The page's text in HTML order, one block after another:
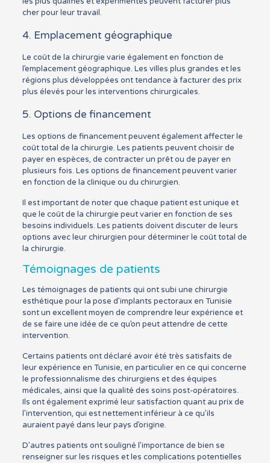
cher pour leur travail.
4. Emplacement géographique
Le coût de la chirurgie varie également en fonction de
l’emplacement géographique. Les villes plus grandes et les
régions plus développées ont tendance à facturer des prix
plus élevés pour les interventions chirurgicales.
5. Options de financement
Les options de financement peuvent également affecter le
coût total de la chirurgie. Les patients peuvent choisir de
payer en espèces, de contracter un prêt ou de payer en
plusieurs fois. Les options de financement peuvent varier
en fonction de la clinique ou du chirurgien.
Il est important de noter que chaque patient est unique et
que le coût de la chirurgie peut varier en fonction de ses
besoins individuels. Les patients doivent discuter de leurs
options avec leur chirurgien pour déterminer le coût total de
la chirurgie.
Témoignages de patients
Les témoignages de patients qui ont subi une chirurgie
esthétique pour la pose d’implants pectoraux en Tunisie
sont un excellent moyen de comprendre leur expérience et
de se faire une idée de ce qu’on peut attendre de cette
intervention.
Certains patients ont déclaré avoir été très satisfaits de
leur expérience en Tunisie, en particulier en ce qui concerne
le professionnalisme des chirurgiens et des équipes
médicales, ainsi que la qualité des soins post-opératoires.
Ils ont également exprimé leur satisfaction quant au prix de
l’intervention, qui est nettement inférieur à ce qu’ils
auraient payé dans leur pays d’origine.
D’autres patients ont souligné l’importance de bien se
renseigner sur les risques et les complications potentielles